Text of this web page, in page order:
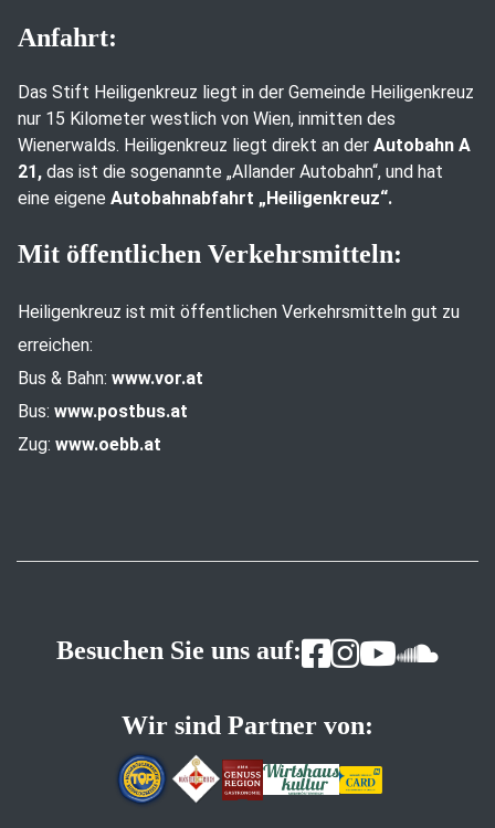
Anfahrt:
Das Stift Heiligenkreuz liegt in der Gemeinde Heiligenkreuz
nur 15 Kilometer westlich von Wien, inmitten des
Wienerwalds. Heiligenkreuz liegt direkt an der Autobahn A
21, das ist die sogenannte „Allander Autobahn“, und hat
eine eigene Autobahnabfahrt „Heiligenkreuz“.
Mit öffentlichen Verkehrsmitteln:
Heiligenkreuz ist mit öffentlichen Verkehrsmitteln gut zu
erreichen:
Bus & Bahn: www.vor.at
Bus: www.postbus.at
Zug: www.oebb.at
Besuchen Sie uns auf:
Wir sind Partner von: